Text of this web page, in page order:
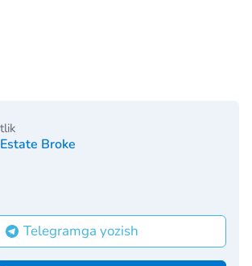
Broke
Telegramga yozish